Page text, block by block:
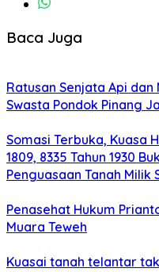
Baca Juga
Ratusan Senjata Api
Swasta Pondok Pinang
Somasi Terbuka, Kuasa
1809, 8335 Tahun 1930
Penguasaan Tanah Milik
Penasehat Hukum
Muara Teweh
Kuasai tanah telantar